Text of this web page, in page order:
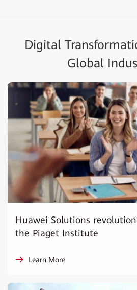
Digital
Global
Huawei Solutions
the Piaget Institute
Learn More